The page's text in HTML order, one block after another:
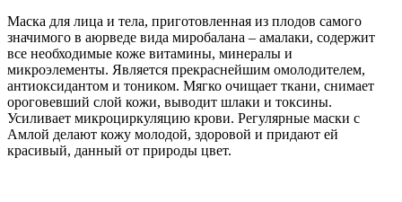
Маска для лица и тела, приготовленная из плодов самого
значимого в аюрведе вида миробалана – амалаки, содержит
все необходимые коже витамины, минералы и
микроэлементы. Является прекраснейшим омолодителем,
антиоксидантом и тоником. Мягко очищает ткани, снимает
ороговевший слой кожи, выводит шлаки и токсины.
Усиливает микроциркуляцию крови. Регулярные маски с
Амлой делают кожу молодой, здоровой и придают ей
красивый, данный от природы цвет.